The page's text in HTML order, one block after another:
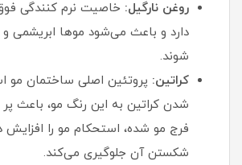
روغن نارگیل: خاصیت نرم کنندگی
دارد و باعث می‌شود موها ابریشمی
شوند.
کراتین: پروتئین اصلی ساختمان مو
شدن کراتین به این رنگ مو، باعث
فرج مو شده، استحکام مو را افزایش
شکستن آن جلوگیری می‌کند.